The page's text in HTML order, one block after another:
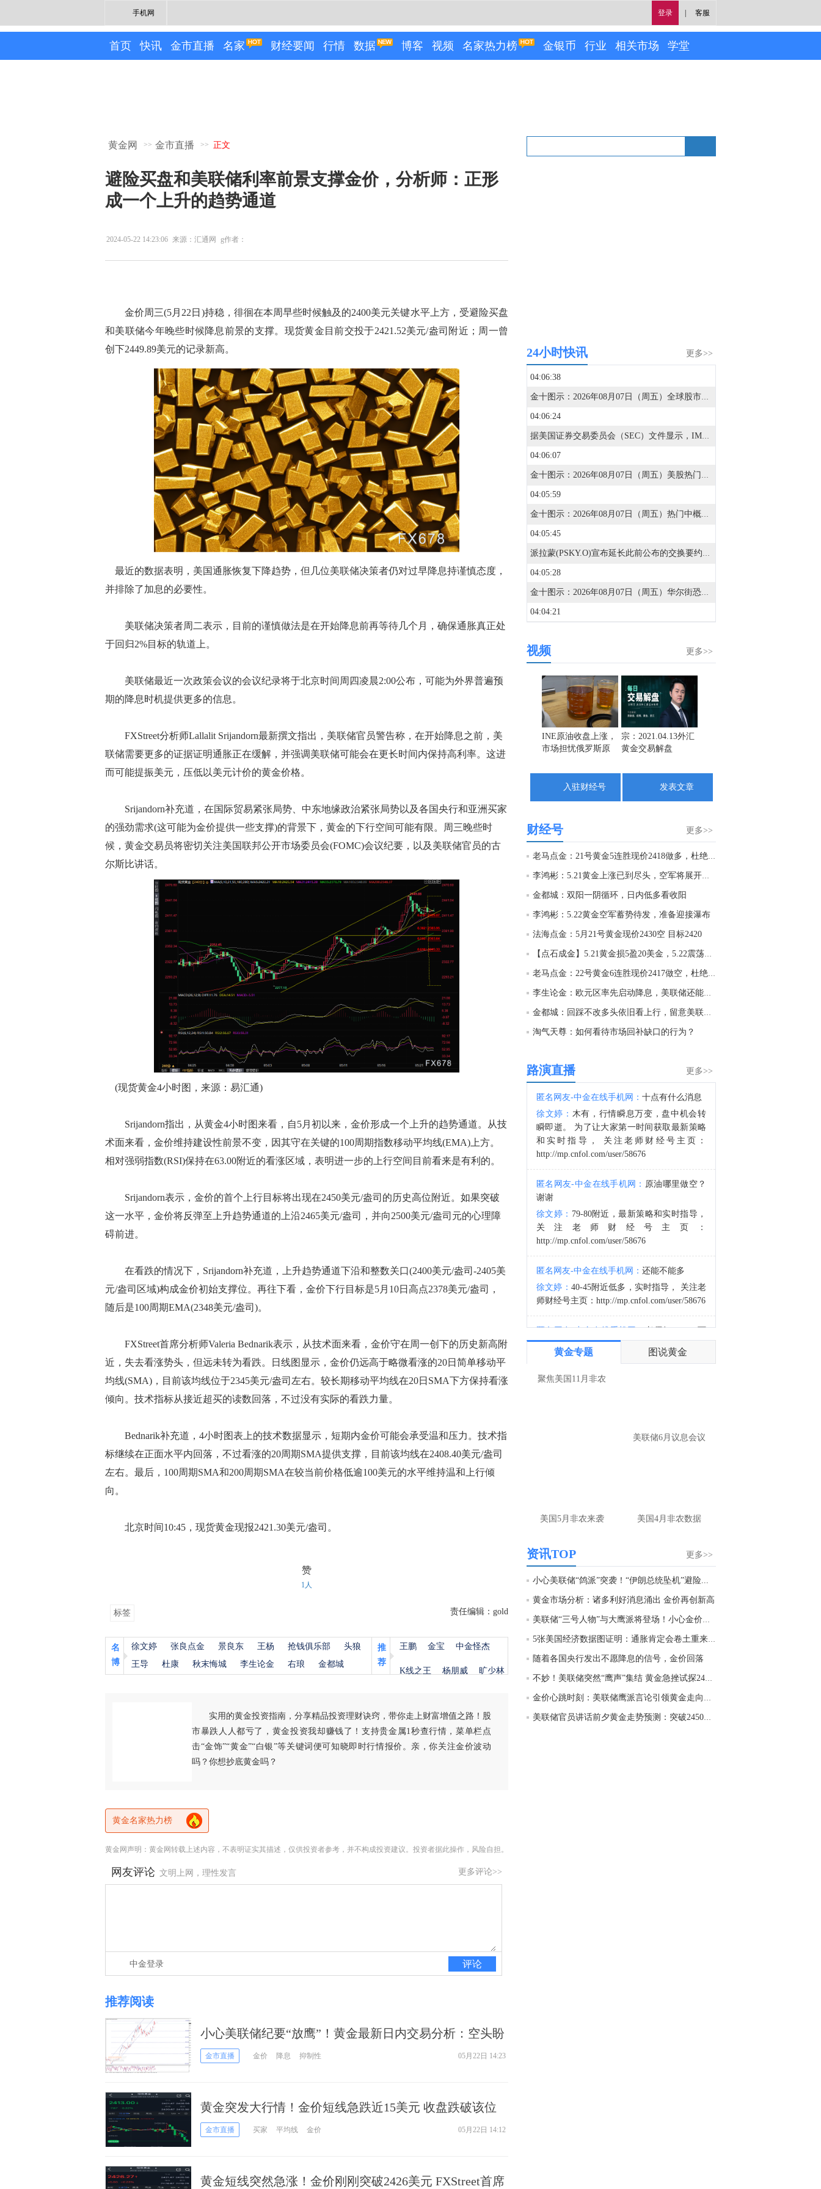
登录 客服
手机网
首页 快讯 金市直播 名家 财经要闻 行情 数据 博客 视频 名家热力榜 金银币 行业 相关市场 学堂
黄金网 >> 金市直播 >> 正文
避险买盘和美联储利率前景支撑金价，分析师：正形
成一个上升的趋势通道
2024-05-22 14:23:06 来源：汇通网 g作者：
金价周三(5月22日)持稳，徘徊在本周早些时候触及的2400美元关键水平上方，受避险买盘
和美联储今年晚些时候降息前景的支撑。现货黄金目前交投于2421.52美元/盎司附近；周一曾
创下2449.89美元的记录新高。
最近的数据表明，美国通胀恢复下降趋势，但几位美联储决策者仍对过早降息持谨慎态度，
并排除了加息的必要性。
美联储决策者周二表示，目前的谨慎做法是在开始降息前再等待几个月，确保通胀真正处
于回归2%目标的轨道上。
美联储最近一次政策会议的会议纪录将于北京时间周四凌晨2:00公布，可能为外界普遍预
期的降息时机提供更多的信息。
FXStreet分析师Lallalit Srijandorn最新撰文指出，美联储官员警告称，在开始降息之前，美
联储需要更多的证据证明通胀正在缓解，并强调美联储可能会在更长时间内保持高利率。这进
而可能提振美元，压低以美元计价的黄金价格。
Srijandorn补充道，在国际贸易紧张局势、中东地缘政治紧张局势以及各国央行和亚洲买家
的强劲需求(这可能为金价提供一些支撑)的背景下，黄金的下行空间可能有限。周三晚些时
候，黄金交易员将密切关注美国联邦公开市场委员会(FOMC)会议纪要，以及美联储官员的古
尔斯比讲话。
(现货黄金4小时图，来源：易汇通)
Srijandorn指出，从黄金4小时图来看，自5月初以来，金价形成一个上升的趋势通道。从技
术面来看，金价维持建设性前景不变，因其守在关键的100周期指数移动平均线(EMA)上方。
相对强弱指数(RSI)保持在63.00附近的看涨区域，表明进一步的上行空间目前看来是有利的。
Srijandorn表示，金价的首个上行目标将出现在2450美元/盎司的历史高位附近。如果突破
这一水平，金价将反弹至上升趋势通道的上沿2465美元/盎司，并向2500美元/盎司元的心理障
碍前进。
在看跌的情况下，Srijandorn补充道，上升趋势通道下沿和整数关口(2400美元/盎司-2405美
元/盎司区域)构成金价初始支撑位。再往下看，金价下行目标是5月10日高点2378美元/盎司，
随后是100周期EMA(2348美元/盎司)。
FXStreet首席分析师Valeria Bednarik表示，从技术面来看，金价守在周一创下的历史新高附
近，失去看涨势头，但远未转为看跌。日线图显示，金价仍远高于略微看涨的20日简单移动平
均线(SMA)，目前该均线位于2345美元/盎司左右。较长期移动平均线在20日SMA下方保持看涨
倾向。技术指标从接近超买的读数回落，不过没有实际的看跌力量。
Bednarik补充道，4小时图表上的技术数据显示，短期内金价可能会承受温和压力。技术指
标继续在正面水平内回落，不过看涨的20周期SMA提供支撑，目前该均线在2408.40美元/盎司
左右。最后，100周期SMA和200周期SMA在较当前价格低逾100美元的水平维持温和上行倾
向。
北京时间10:45，现货黄金现报2421.30美元/盎司。
赞
1人
标签 责任编辑：gold
名
博
徐文婷 张良点金 景良东 王杨 抢钱俱乐部
头狼
王导
杜康 秋末悔城 李生论金 右琅 金都城
推
荐
王鹏 金宝 中金怪杰
K线之王 杨朋威 旷少林
实用的黄金投资指南，分享精品投资理财诀窍，带你走上财富增值之路！股
市暴跌人人都亏了，黄金投资我却赚钱了！支持贵金属1秒查行情，菜单栏点
击“金饰”“黄金”“白银”等关键词便可知晓即时行情报价。亲，你关注金价波动
吗？你想抄底黄金吗？
黄金名家热力榜
黄金网声明：黄金网转载上述内容，不表明证实其描述，仅供投资者参考，并不构成投资建议。投资者据此操作，风险自担。
更多评论>>
网友评论 文明上网，理性发言
评论
中金登录
推荐阅读
小心美联储纪要“放鹰”！黄金最新日内交易分析：空头盼
金价再大跌逾25美元
金市直播 金价 降息 抑制性 05月22日 14:23
黄金突发大行情！金价短线急跌近15美元 收盘跌破该位
恐形成技术面重大利空
金市直播 买家 平均线 金价 05月22日 14:12
黄金短线突然急涨！金价刚刚突破2426美元 FXStreet首席
更多>>
24小时快讯
04:06:38
金十图示：2026年08月07日（周五）全球股市指数-美洲市场（收盘）
04:06:24
据美国证券交易委员会（SEC）文件显示，IMG财富管理持有212股SpaceX(SPCX.O)A类股份。
04:06:07
金十图示：2026年08月07日（周五）美股热门股票行情一览（美股收盘）
04:05:59
金十图示：2026年08月07日（周五）热门中概股行情一览（美股收盘）
04:05:45
派拉蒙(PSKY.O)宣布延长此前公布的交换要约和要约收购的到期日期。
04:05:28
金十图示：2026年08月07日（周五）华尔街恐惧与贪婪指数（美盘后）
04:04:21
04:03:41
04:03:36
04:03:34
截止至8月4日当周CFTC外汇类非商业持仓报告在金十数据中心更新啦！欢迎点击查看>>
03:38:54
金十数据8月8日讯，当地时间7日获悉，伊朗议会国家安全与外交政策委员会发言人哈桑·卡什卡维表示，伊朗与阿曼已明确霍尔木兹海峡航运相关的谅解备忘录的总体框架，最终文本及具体细节将于近期对外公布。8月6日，伊朗方面公开拟议的霍尔木兹海峡战略管理方案初步文本细节，内容包括禁止敌对方面通过海峡等，违反规定者将被处以最高达货物价值20%的罚款。伊朗近期多次强调，霍尔木兹海峡相关安排应仅由伊朗和阿曼协商决定，绝不接受任何外部势力介入。而美国总统特朗普6日表示，美方正参与有关霍尔木兹海峡的谈判。（央视新闻）
03:34:11
美国商品期货交易委员会（CFTC）：截至8月4日当周，日元净空头头寸为45,473份合约。欧元净空头头寸为58,091份合约。英镑净空头头寸为57,814份合约。瑞郎净空头头寸为32,822份合约。
更多>>
视频
INE原油收盘上涨，
市场担忧俄罗斯原
宗：2021.04.13外汇
黄金交易解盘
入驻财经号 发表文章
更多>>
财经号
老马点金：21号黄金5连胜现价2418做多，杜绝一切马后炮！
李鸿彬：5.21黄金上涨已到尽头，空军将展开反攻
金都城：双阳一阴循环，日内低多看收阳
李鸿彬：5.22黄金空军蓄势待发，准备迎接瀑布
法海点金：5月21号黄金现价2430空 目标2420
【点石成金】5.21黄金损5盈20美金，5.22震荡看待
老马点金：22号黄金6连胜现价2417做空，杜绝一切马后炮！
李生论金：欧元区率先启动降息，美联储还能扛多久？
金都城：回踩不改多头依旧看上行，留意美联储官员讲话
淘气天尊：如何看待市场回补缺口的行为？
更多>>
路演直播
匿名网友-中金在线手机网： 十点有什么消息
徐文婷： 木有，行情瞬息万变，盘中机会转
瞬即逝。 为了让大家第一时间获取最新策略
和实时指导， 关注老师财经号主页：
http://mp.cnfol.com/user/58676
匿名网友-中金在线手机网： 原油哪里做空？
谢谢
徐文婷： 79-80附近，最新策略和实时指导，
关注老师财经号主页：
http://mp.cnfol.com/user/58676
匿名网友-中金在线手机网： 还能不能多
徐文婷： 40-45附近低多，实时指导， 关注老
师财经号主页：http://mp.cnfol.com/user/58676
匿名网友-中金在线手机网：老师好，4345可
以多吗？
让大家第一时间获取最新策略和实时指
匿名网友-中金在线手机网：
黄金多，看到什
徐文婷：
时指导， 关注老师财经号主页：
http://mp.cnfol.com/user/58676
匿名网友-中金在线手机网：止损多少 老师
徐文婷：7美金
度。70一50？。
徐文婷：带上止损博弈，实时指导， 关注老
师财经号主页：http://mp.cnfol.com/user/58676
匿名网友-中金在线手机网：老师好，金现在
黄金专题 图说黄金
聚焦美国11月非农
美联储6月议息会议
美国5月非农来袭 美国4月非农数据
更多>>
资讯TOP
小心美联储“鸽派”突袭！“伊朗总统坠机”避险...
黄金市场分析：诸多利好消息涌出 金价再创新高
美联储“三号人物”与大鹰派将登场！小心金价遭...
5张美国经济数据图证明：通胀肯定会卷土重来！
随着各国央行发出不愿降息的信号，金价回落
不妙！美联储突然“鹰声”集结 黄金急挫试探240...
金价心跳时刻：美联储鹰派言论引领黄金走向，24...
美联储官员讲话前夕黄金走势预测：突破2450还是...